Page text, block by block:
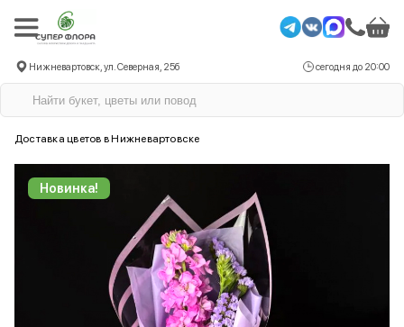
Нижневартовск, ул. Северная, 25б сегодня до 20:00
Доставка цветов в Нижневартовске
Новинка!